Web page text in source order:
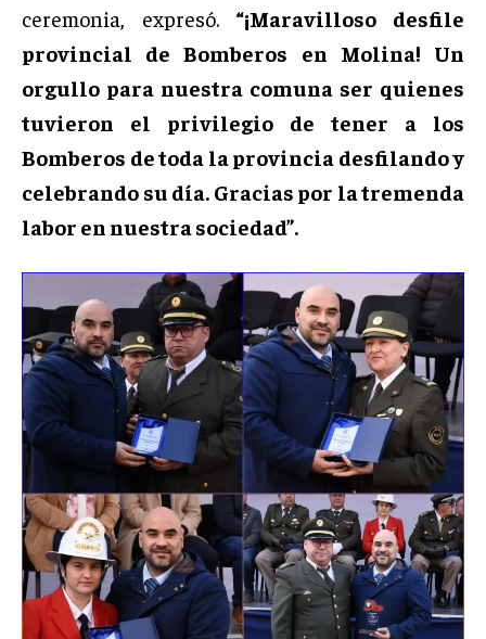
ceremonia, expresó. “¡Maravilloso desfile
provincial de Bomberos en Molina! Un
orgullo para nuestra comuna ser quienes
tuvieron el privilegio de tener a los
Bomberos de toda la provincia desfilando y
celebrando su día. Gracias por la tremenda
labor en nuestra sociedad”.